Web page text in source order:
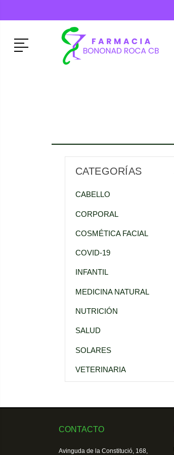
Menú
CATEGORÍAS
CABELLO
CORPORAL
COSMÉTICA FACIAL
COVID-19
INFANTIL
MEDICINA NATURAL
NUTRICIÓN
SALUD
SOLARES
VETERINARIA
CONTACTO
Avinguda de la Constitució, 168,